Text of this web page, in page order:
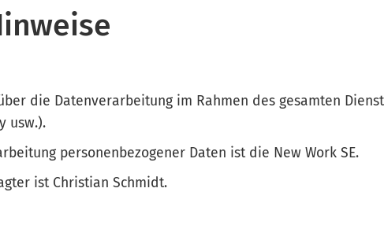
die Datenverarbeitung im Rahmen des gesamten
usw.).
personenbezogener Daten ist die New Work SE.
ist Christian Schmidt.